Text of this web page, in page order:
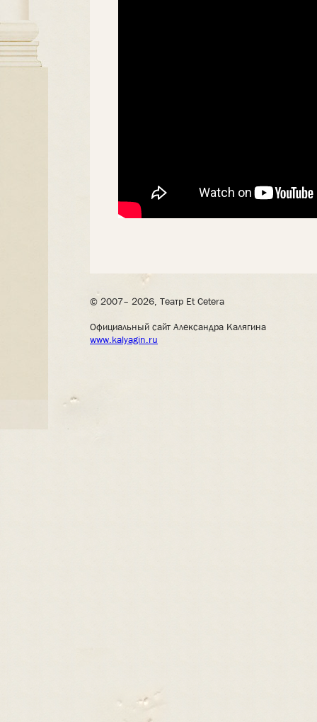
© 2007– 2026, Театр Et Cetera
Официальный сайт Александра Калягина
www.kalyagin.ru